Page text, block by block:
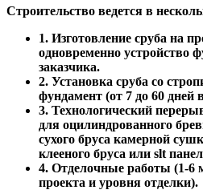
Строительство ведется в
1. Изготовление сруба на
одновременно устройство
заказчика.
2. Установка сруба со
фундамент (от 7 до 60 дней
3. Технологический
для оцилиндрованного
сухого бруса камерной
клееного бруса или slt
4. Отделочные работы (1-6
проекта и уровня отделки).